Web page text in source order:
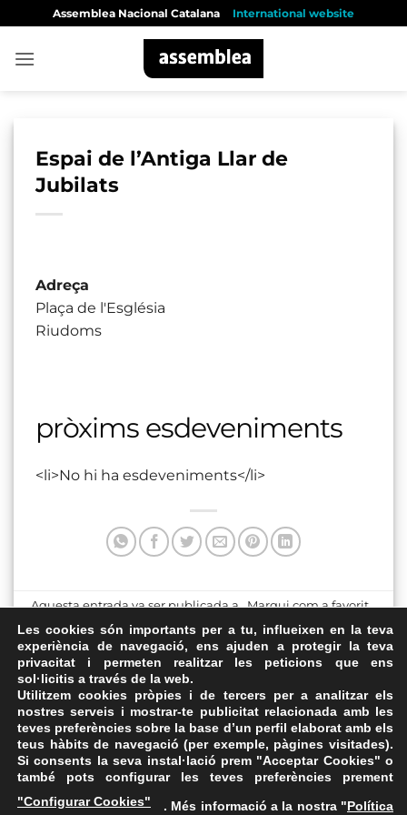
content
Assemblea Nacional Catalana International website
Espai de l’Antiga Llar de
Jubilats
Adreça
Plaça de l'Església
Riudoms
pròxims esdeveniments
<li>No hi ha esdeveniments</li>
Aquesta entrada va ser publicada a . Marqui com a favorit
Enllaç permanent
Aula A de la Casa de
Cultura de Girona
FAQs
Les cookies són importants per a tu, influeixen en la teva
experiència de navegació, ens ajuden a protegir la teva
privacitat i permeten realitzar les peticions que ens
sol·licitis a través de la web.
Utilitzem cookies pròpies i de tercers per a analitzar els
nostres serveis i mostrar-te publicitat relacionada amb les
teves preferències sobre la base d’un perfil elaborat amb els
teus hàbits de navegació (per exemple, pàgines visitades).
Si consents la seva instal·lació prem "Acceptar Cookies" o
també pots configurar les teves preferències prement
"Configurar Cookies"
. Més informació a la nostra "Política